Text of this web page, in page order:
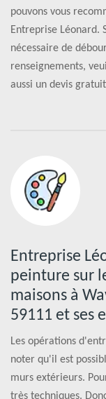
pouvons vous
Entreprise Léonard.
nécessaire de
renseignements,
aussi un devis
Entreprise
peinture sur
maisons à
59111 et ses
Les opérations
noter qu'il est
murs extérieurs.
très techniques.